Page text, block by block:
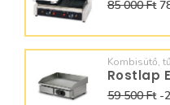
85 000 Ft
Rostlap
59 500 Ft-